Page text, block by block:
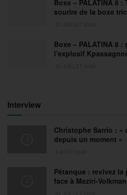
Boxe – PALATINA 8 :
sourire de la boxe
Boxe – PALATINA 8
l’explosif
Interview
Christophe Sarrio : «
depuis un moment »
Pétanque : revivez
face à Meziri-